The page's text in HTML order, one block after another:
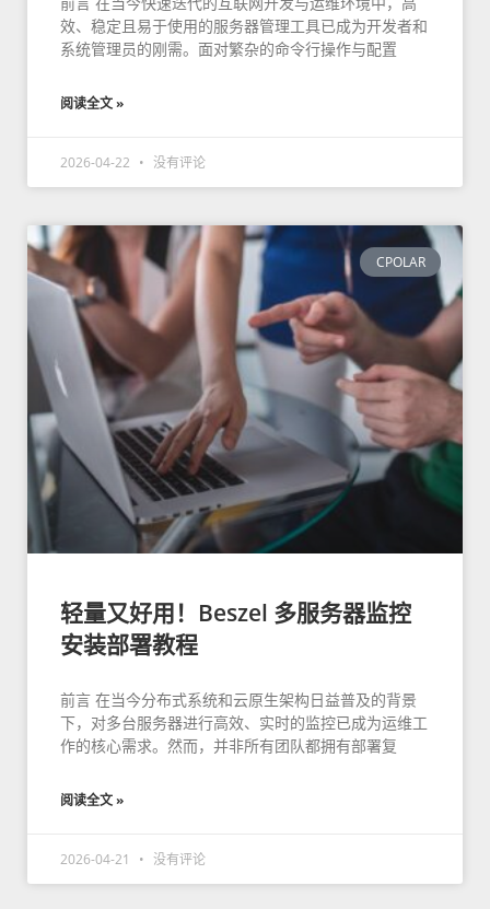
效、稳定且易于使用的服务器管理工具已成为开发者和
系统管理员的刚需。面对繁杂的命令行操作与配置
阅读全文 »
2026-04-22 没有评论
CPOLAR
轻量又好用！Beszel 多服务器监控
安装部署教程
前言 在当今分布式系统和云原生架构日益普及的背景
下，对多台服务器进行高效、实时的监控已成为运维工
作的核心需求。然而，并非所有团队都拥有部署复
阅读全文 »
2026-04-21 没有评论